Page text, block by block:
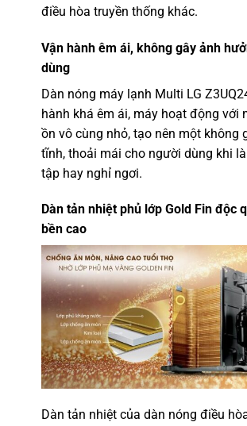
điều hòa truyền thống khác.
Vận hành êm ái, không gây ảnh
dùng
Dàn nóng máy lạnh Multi LG
hành khá êm ái, máy hoạt động với
ồn vô cùng nhỏ, tạo nên một không
tĩnh, thoải mái cho người dùng khi
tập hay nghỉ ngơi.
Dàn tản nhiệt phủ lớp Gold Fin độc
bền cao
Dàn tản nhiệt của dàn nóng điều